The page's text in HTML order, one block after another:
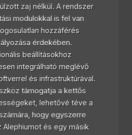
zaj nélkül. A rendszer
modulokkal is fel van
hozzáférés
érdekében.
beállításokhoz
integrálható meglévő
és infrastruktúrával.
támogatja a kettős
lehetővé téve a
hogy egyszerre
Alephiumot és egy másik